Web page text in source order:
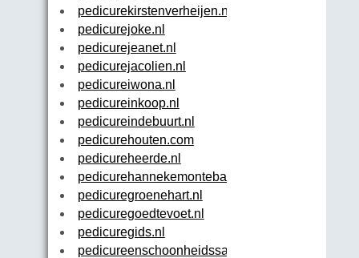
pedicurekirstenverheijen.nl
pedicurejoke.nl
pedicurejeanet.nl
pedicurejacolien.nl
pedicureiwona.nl
pedicureinkoop.nl
pedicureindebuurt.nl
pedicurehouten.com
pedicureheerde.nl
pedicurehannekemonteban.nl
pedicuregroenehart.nl
pedicuregoedtevoet.nl
pedicuregids.nl
pedicureenschoonheidssalonanouk.nl